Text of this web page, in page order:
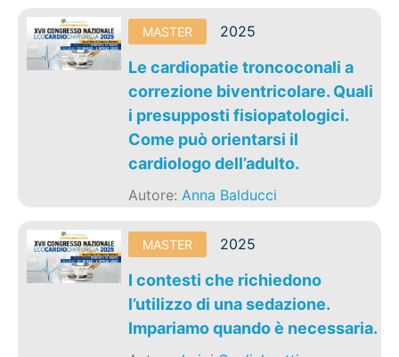
MASTER 2025
Le cardiopatie troncoconali a
correzione biventricolare. Quali
i presupposti fisiopatologici.
Come può orientarsi il
cardiologo dell’adulto.
Autore:Anna Balducci
MASTER 2025
I contesti che richiedono
l’utilizzo di una sedazione.
Impariamo quando è necessaria.